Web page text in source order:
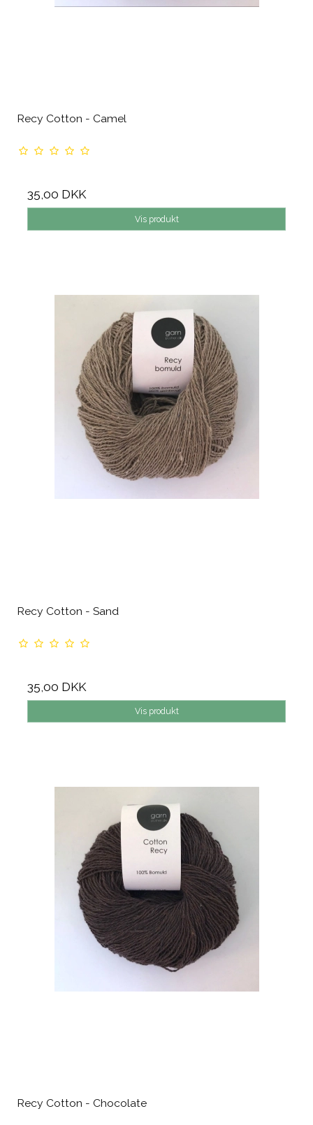
Recy Cotton - Camel
35,00 DKK
Vis produkt
Recy Cotton - Sand
35,00 DKK
Vis produkt
Recy Cotton - Chocolate